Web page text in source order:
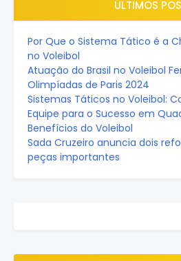
ÚLTIMOS
Por Que o Sistema Tático é a
no Voleibol
Atuação do Brasil no Voleibol
Olimpíadas de Paris 2024
Sistemas Táticos no Voleibol:
Equipe para o Sucesso em
Benefícios do Voleibol
Sada Cruzeiro anuncia dois
peças importantes